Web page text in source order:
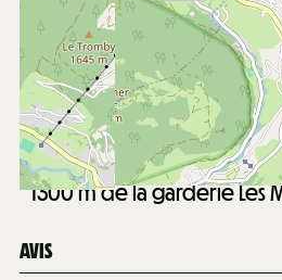
Distance du centre du
1400m du centre du
Distance du centre
1900m du centre
Distance de la garderie
1300m de la garderie Les
AVIS